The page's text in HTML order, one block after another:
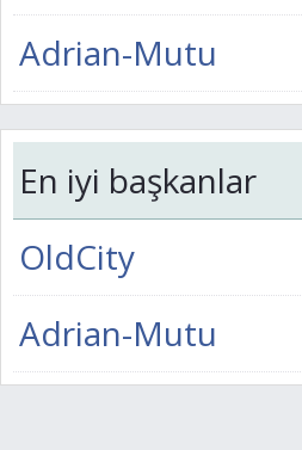
Adrian-Mutu
En iyi başkanlar
OldCity
Adrian-Mutu